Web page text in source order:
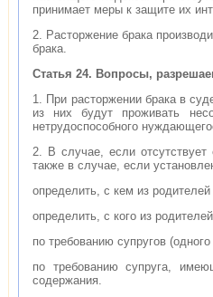
принимает меры к защите их
2. Расторжение брака
брака.
Статья 24. Вопросы,
1. При расторжении брака в
из них будут проживать
нетрудоспособного
2. В случае, если
также в случае, если
определить, с кем из
определить, с кого из
по требованию супругов
по требованию супруга,
содержания.